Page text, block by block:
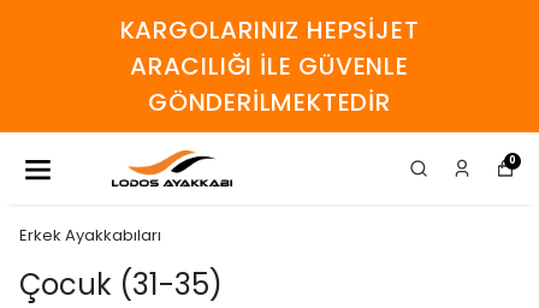
KARGOLARINIZ HEPSİJET
ARACILIĞI İLE GÜVENLE
GÖNDERİLMEKTEDİR
0
Erkek Ayakkabıları
Çocuk (31-35)